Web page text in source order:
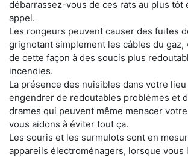
débarrassez-vous de ces rats au plus tôt
appel.
Les rongeurs peuvent causer des fuites
grignotant simplement les câbles du gaz,
de cette façon à des soucis plus
incendies.
La présence des nuisibles dans votre
engendrer de redoutables problèmes et
drames qui peuvent même menacer
vous aidons à éviter tout ça.
Les souris et les surmulots sont en
appareils électroménagers, lorsque